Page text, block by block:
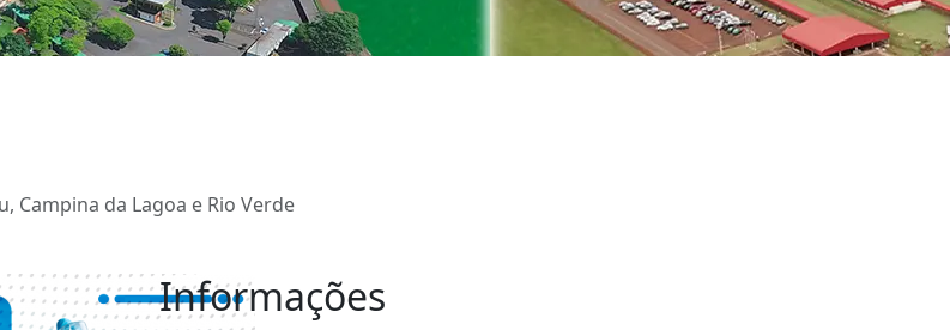
Campina da Lagoa e Rio Verde
Informações